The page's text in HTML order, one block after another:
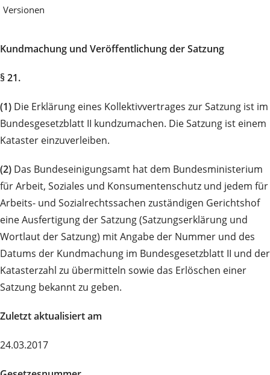
Versionen
Kundmachung und Veröffentlichung der Satzung
§ 21.
(1) Die Erklärung eines Kollektivvertrages zur Satzung ist im
Bundesgesetzblatt II kundzumachen. Die Satzung ist einem
Kataster einzuverleiben.
(2) Das Bundeseinigungsamt hat dem Bundesministerium
für Arbeit, Soziales und Konsumentenschutz und jedem für
Arbeits- und Sozialrechtssachen zuständigen Gerichtshof
eine Ausfertigung der Satzung (Satzungserklärung und
Wortlaut der Satzung) mit Angabe der Nummer und des
Datums der Kundmachung im Bundesgesetzblatt II und der
Katasterzahl zu übermitteln sowie das Erlöschen einer
Satzung bekannt zu geben.
Zuletzt aktualisiert am
24.03.2017